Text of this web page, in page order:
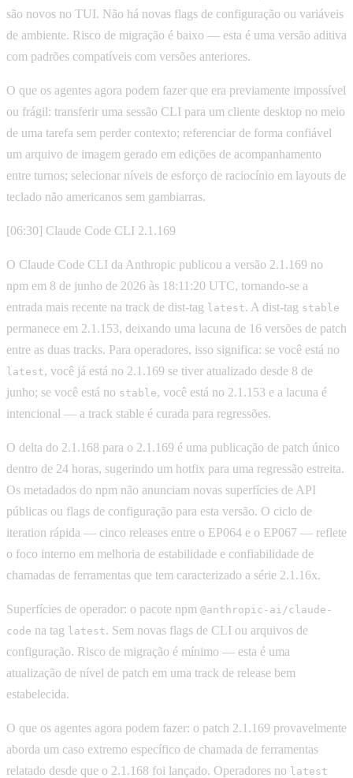
são novos no TUI. Não há novas flags de configuração ou variáveis
de ambiente. Risco de migração é baixo — esta é uma versão aditiva
com padrões compatíveis com versões anteriores.
O que os agentes agora podem fazer que era previamente impossível
ou frágil: transferir uma sessão CLI para um cliente desktop no meio
de uma tarefa sem perder contexto; referenciar de forma confiável
um arquivo de imagem gerado em edições de acompanhamento
entre turnos; selecionar níveis de esforço de raciocínio em layouts de
teclado não americanos sem gambiarras.
[06:30] Claude Code CLI 2.1.169
O Claude Code CLI da Anthropic publicou a versão 2.1.169 no
npm em 8 de junho de 2026 às 18:11:20 UTC, tornando-se a
entrada mais recente na track de dist-tag
latest. A dist-tag stable
permanece em 2.1.153, deixando uma lacuna de 16 versões de patch
entre as duas tracks. Para operadores, isso significa: se você está no
latest, você já está no 2.1.169 se tiver atualizado desde 8 de
junho; se você está no stable, você está no 2.1.153 e a lacuna é
intencional — a track stable é curada para regressões.
O delta do 2.1.168 para o 2.1.169 é uma publicação de patch único
dentro de 24 horas, sugerindo um hotfix para uma regressão estreita.
Os metadados do npm não anunciam novas superfícies de API
públicas ou flags de configuração para esta versão. O ciclo de
iteration rápida — cinco releases entre o EP064 e o EP067 — reflete
o foco interno em melhoria de estabilidade e confiabilidade de
chamadas de ferramentas que tem caracterizado a série 2.1.16x.
Superfícies de operador: o pacote npm @anthropic-ai/claude-
code na tag latest. Sem novas flags de CLI ou arquivos de
configuração. Risco de migração é mínimo — esta é uma
atualização de nível de patch em uma track de release bem
estabelecida.
O que os agentes agora podem fazer: o patch 2.1.169 provavelmente
aborda um caso extremo específico de chamada de ferramentas
relatado desde que o 2.1.168 foi lançado. Operadores no
latest